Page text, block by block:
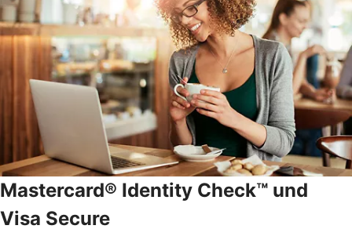
Mastercard® Identity Check™ und
Visa Secure